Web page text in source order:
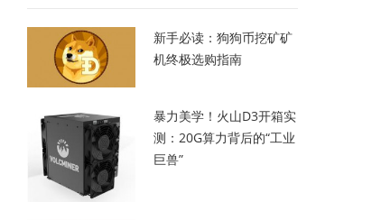
新手必读：狗狗币挖矿矿
机终极选购指南
暴力美学！火山D3开箱实
测：20G算力背后的“工业
巨兽”